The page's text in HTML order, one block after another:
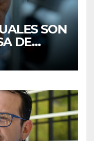
SON
DE
MÉXICO,